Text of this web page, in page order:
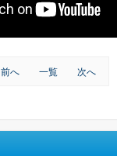
前へ 一覧 次へ